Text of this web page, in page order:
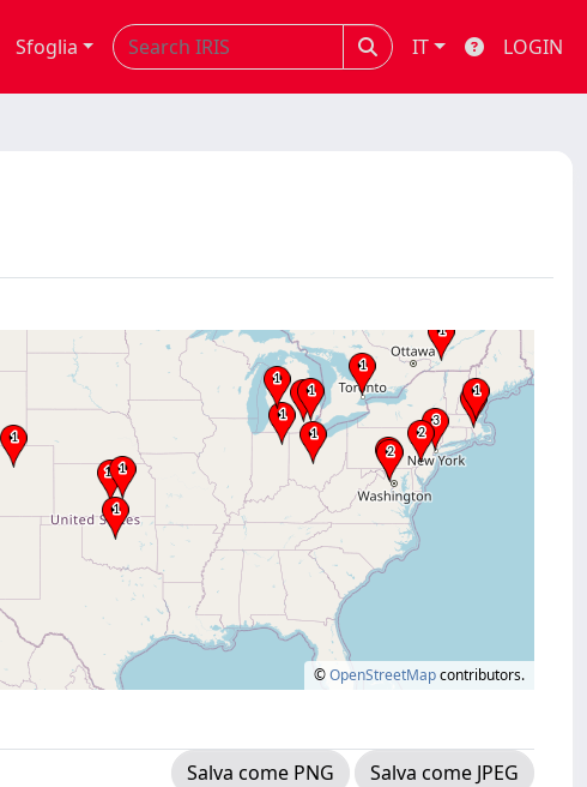
Sfoglia IT LOGIN
©OpenStreetMapcontributors.
Salva come PNG
Salva come JPEG